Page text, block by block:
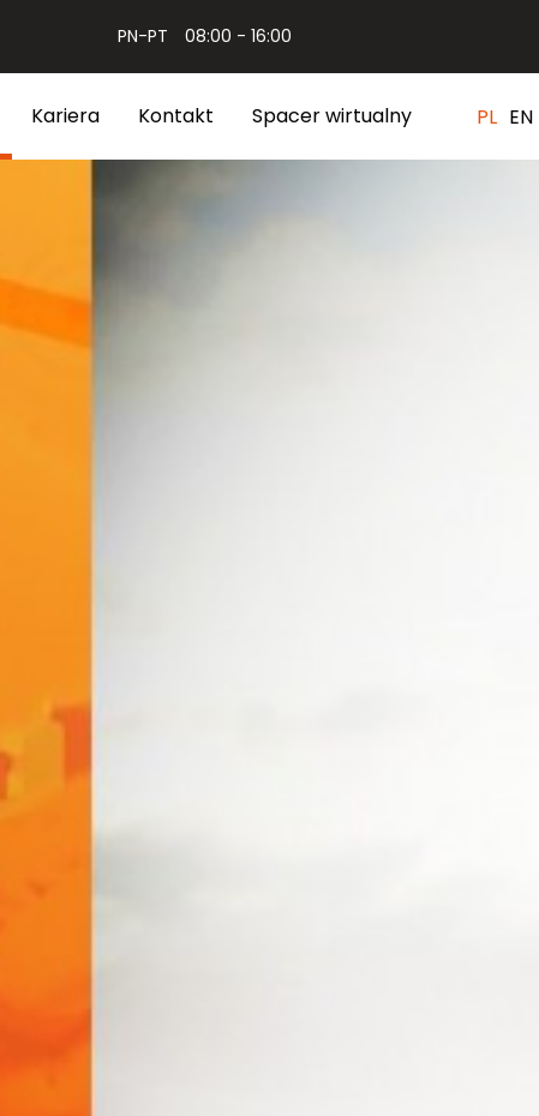
PN-PT 08:00 - 16:00
Kariera Kontakt Spacer wirtualny PL EN